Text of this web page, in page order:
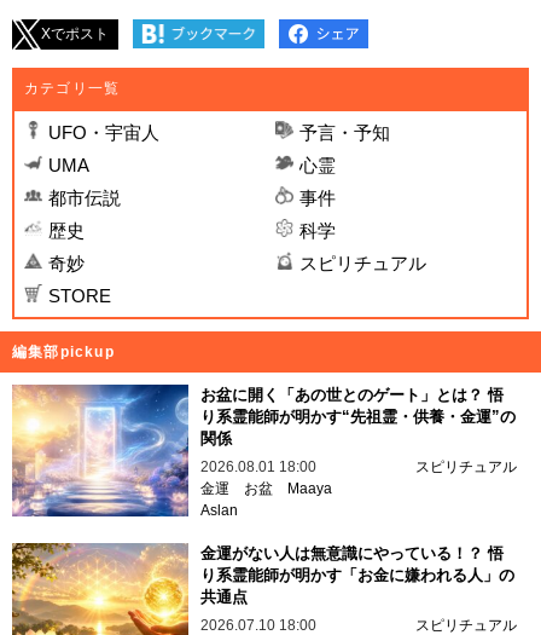
Xでポスト
カテゴリ一覧
UFO・宇宙人
予言・予知
UMA
心霊
都市伝説
事件
歴史
科学
奇妙
スピリチュアル
STORE
編集部pickup
お盆に開く「あの世とのゲート」とは？ 悟
り系霊能師が明かす“先祖霊・供養・金運”の
関係
2026.08.01 18:00
スピリチュアル
金運
お盆
Maaya
Aslan
金運がない人は無意識にやっている！？ 悟
り系霊能師が明かす「お金に嫌われる人」の
共通点
2026.07.10 18:00
スピリチュアル